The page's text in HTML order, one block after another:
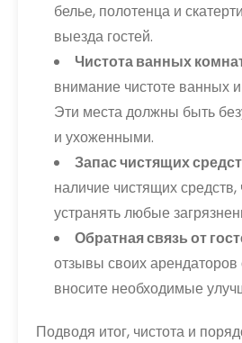
белье, полотенца и
выезда гостей.
Чистота ванных
внимание чистоте ванных
Эти места должны быть
и ухоженными.
Запас чистящих
наличие чистящих
устранять любые
Обратная связь от
отзывы своих арендаторов
вносите необходимые
Подводя итог, чистота и